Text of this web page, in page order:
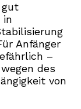
gut
in
Anfänger
–
des
von